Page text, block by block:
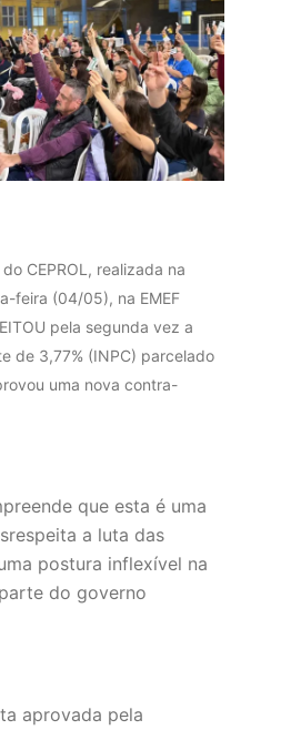
CEPROL, realizada na
feira (04/05), na EMEF
pela segunda vez a
de 3,77% (INPC) parcelado
uma nova contra-
que esta é uma
a luta das
postura inflexível na
do governo
aprovada pela